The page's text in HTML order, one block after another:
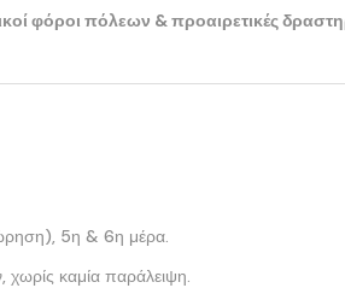
φόροι πόλεων & προαιρετικές
5η & 6η μέρα.
καμία παράλειψη.